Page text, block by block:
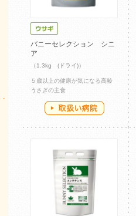
バニーセレクション シニ
ア
（1.3kg (ドライ)）
５歳以上の健康が気になる高齢
うさぎの主食